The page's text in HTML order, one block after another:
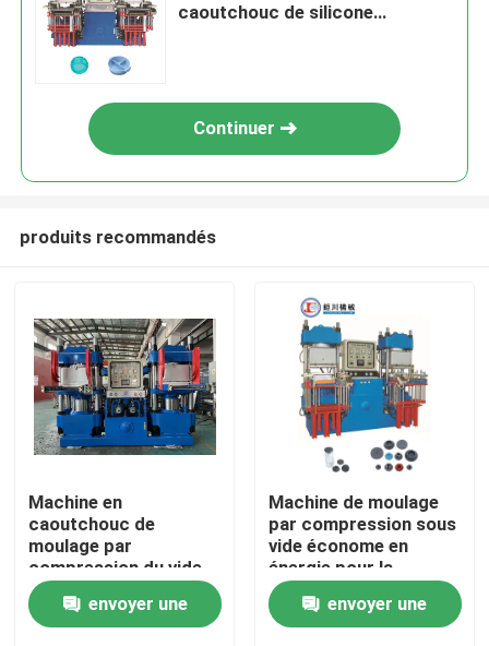
caoutchouc de silicone
silicone pour nourrir le bébé
Continuer
produits recommandés
Machine en
caoutchouc de
moulage par
compression du vide
69KW pour la seringue
médicaleenvoyer une
Machine de moulage
par compression sous
vide économe en
énergie pour la
fabrication de
bouchons en
caoutchouc
envoyer une